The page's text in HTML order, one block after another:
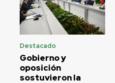
Destacado
Gobierno y
oposición
sostuvieron la